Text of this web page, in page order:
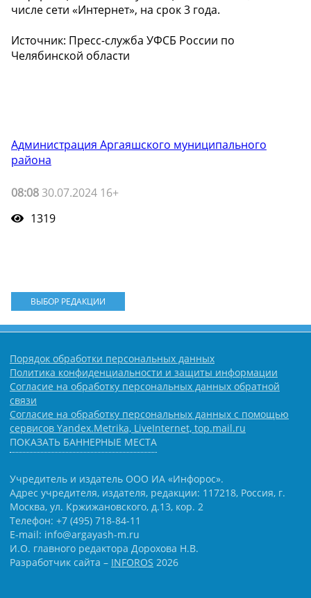
числе сети «Интернет», на срок 3 года.
Источник: Пресс-служба УФСБ России по
Челябинской области
Администрация Аргаяшского муниципального
района
08:08 30.07.2024 16+
1319
ВЫБОР РЕДАКЦИИ
Порядок обработки персональных данных
Политика конфиденциальности и защиты информации
Согласие на обработку персональных данных обратной
связи
Согласие на обработку персональных данных с помощью
сервисов Yandex.Metrika, LiveInternet, top.mail.ru
ПОКАЗАТЬ БАННЕРНЫЕ МЕСТА
Учредитель и издатель ООО ИА «Инфорос».
Адрес учредителя, издателя, редакции: 117218, Россия, г.
Москва, ул. Кржижановского, д.13, кор. 2
Телефон: +7 (495) 718-84-11
E-mail: info@argayash-m.ru
И.О. главного редактора Дорохова Н.В.
Разработчик сайта – INFOROS 2026